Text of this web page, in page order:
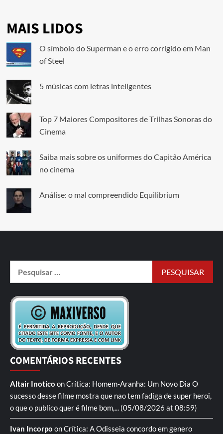
MAIS LIDOS
O símbolo do Superman e o erro corrigido em Man
of Steel
5 músicas com letras inteligentes
Top 7 Maiores Compositores de Trilhas Sonoras do
Cinema
Saiba mais sobre os uniformes do Capitão América
no cinema
Análise: o mal compreendido Equilibrium
COMENTÁRIOS RECENTES
Altair Inotico onCrítica: Homem-Aranha: Um Novo Dia O
sucesso desse filme mostra que nao tem fadiga de super heroi,
o que o publico quer é filme bom,... (05/08/2026 at 08:59)
Ivan Incorpo onCrítica: A Odisseia concordo em genero